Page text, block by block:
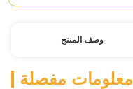
وصف المنتج
معلومات مفصلة